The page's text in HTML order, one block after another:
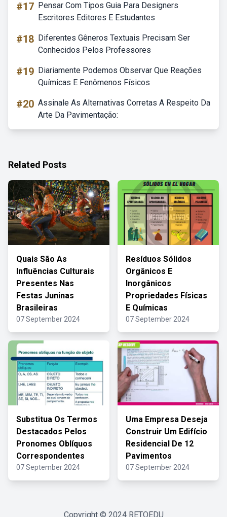
#17 Pensar Com Tipos Guia Para Designers
Escritores Editores E Estudantes
#18 Diferentes Gêneros Textuais Precisam Ser
Conhecidos Pelos Professores
#19 Diariamente Podemos Observar Que Reações
Químicas E Fenômenos Físicos
#20 Assinale As Alternativas Corretas A Respeito Da
Arte Da Pavimentação:
Related Posts
Quais São As
Influências Culturais
Presentes Nas
Festas Juninas
Brasileiras
07 September 2024
Resíduos Sólidos
Orgânicos E
Inorgânicos
Propriedades Físicas
E Químicas
07 September 2024
Substitua Os Termos
Destacados Pelos
Pronomes Oblíquos
Correspondentes
07 September 2024
Uma Empresa Deseja
Construir Um Edifício
Residencial De 12
Pavimentos
07 September 2024
Copyright © 2024 RETOEDU